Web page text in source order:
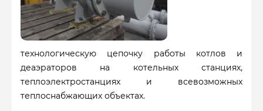
технологическую цепочку работы котлов и
деаэраторов на котельных станциях,
теплоэлектростанциях и всевозможных
теплоснабжающих объектах.